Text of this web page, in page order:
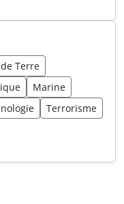
Terre
Marine
Terrorisme